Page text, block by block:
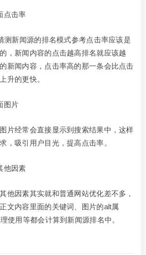
点击率
测新闻源的排名模式参考点击率应该是
，新闻内容的点击越高排名就应该越
新闻内容，点击率高的那一条会比点击
升的更快。
图片
片经常会直接显示到搜索结果中，这样
，吸引用户目光，提高点击率。
他因素
他因素其实就和普通网站优化差不多，
文内容里面的关键词、图片的alt属
使用等都会计算到新闻源排名中。